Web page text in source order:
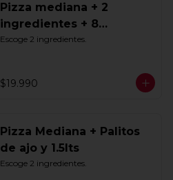
Pizza mediana + 2
ingredientes + 8
Tequeños + Bebida 1.5lts
Escoge 2 ingredientes.
$19.990
Pizza Mediana + Palitos
de ajo y 1.5lts
Escoge 2 ingredientes.